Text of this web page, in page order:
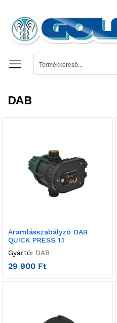
DAB
Áramlásszabályzó DAB
QUICK PRESS 1.1
Gyártó: DAB
29 900 Ft